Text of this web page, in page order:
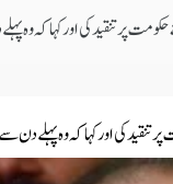
پر تنقید کی اور کہاکہ وہ
کی اور کہاکہ وہ پہلے